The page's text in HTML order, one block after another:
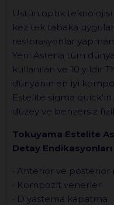
Üstün optik teknolojisi
kez tek tabaka
restorasyonlar
Yeni Asteria tüm
kullanılan ve 10 yıldır
dünyanın en iyi
Estelite sigma quick'in
düzey ve benzersiz
Tokuyama Estelite
Detay Endikasyonları
• Anterior ve posterior
• Kompozit venerler
• Diyastema kapatma